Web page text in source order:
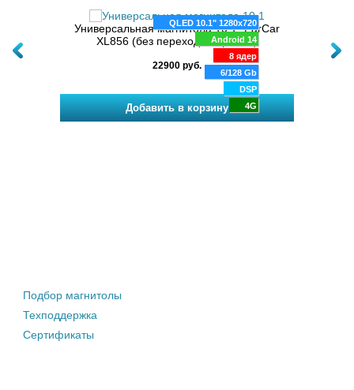
QLED 10.1" 1280x720
Android 14
8 ядер
6/128 Gb
DSP
4G
Универсальная магнитола 10.1" FarCar
XL856 (без переходной рамки)
22900 руб.
Подбор магнитолы
Техподдержка
Сертификаты